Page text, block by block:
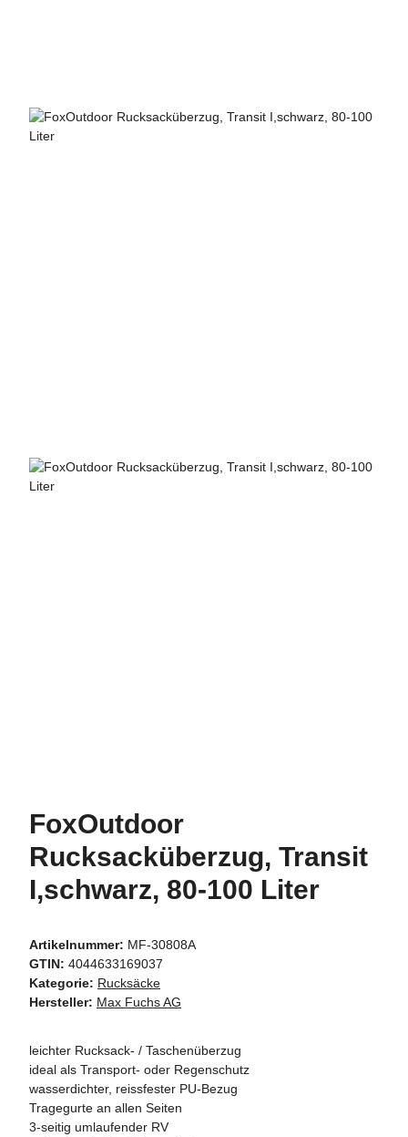
FoxOutdoor
Rucksacküberzug, Transit
I,schwarz, 80-100 Liter
Artikelnummer: MF-30808A
GTIN: 4044633169037
Kategorie: Rucksäcke
Hersteller: Max Fuchs AG
leichter Rucksack- / Taschenüberzug
ideal als Transport- oder Regenschutz
wasserdichter, reissfester PU-Bezug
Tragegurte an allen Seiten
3-seitig umlaufender RV